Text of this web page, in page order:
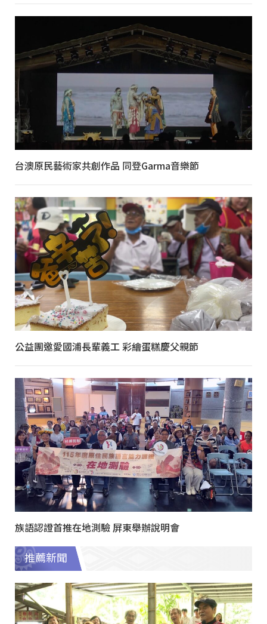
台澳原民藝術家共創作品 同登Garma音樂節
公益團邀愛國浦長輩義工 彩繪蛋糕慶父親節
族語認證首推在地測驗 屏東舉辦說明會
推薦新聞